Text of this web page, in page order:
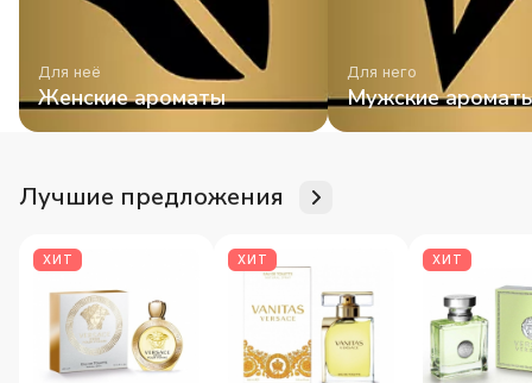
Для неё
Женские ароматы
Для него
Мужские
Лучшие предложения
ХИТ ХИТ ХИТ